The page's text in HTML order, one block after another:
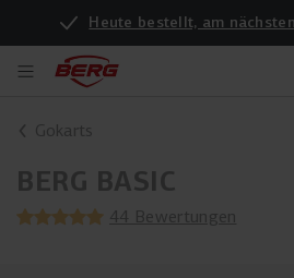
Heute bestellt, am
Gokarts
BERG BASIC
44 Bewertungen